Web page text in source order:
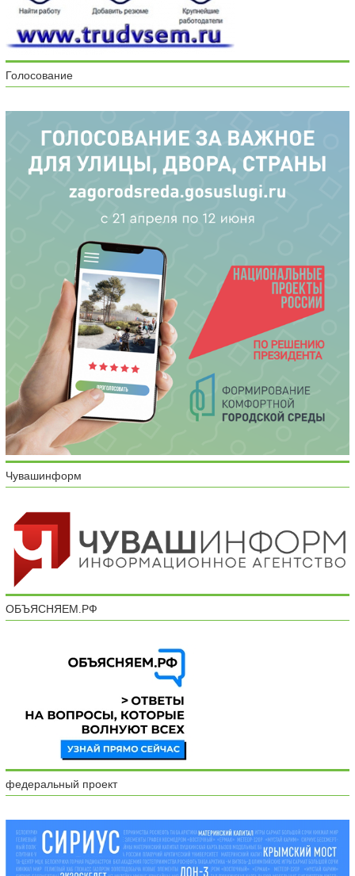
Голосование
Чувашинформ
ОБЪЯСНЯЕМ.РФ
федеральный проект